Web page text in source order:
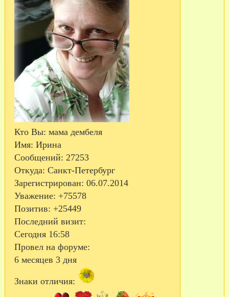
Кто Вы: мама дембеля
Имя: Ирина
Сообщений: 27253
Откуда: Санкт-Петербург
Зарегистрирован: 06.07.2014
Уважение: +75578
Позитив: +25449
Последний визит:
Сегодня 16:58
Провел на форуме:
6 месяцев 3 дня
Знаки отличия: